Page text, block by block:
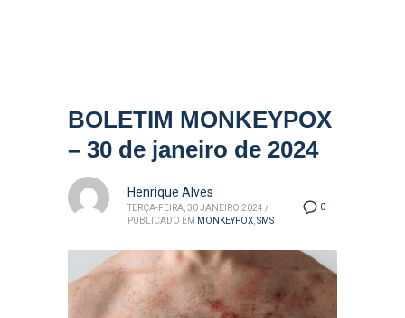
BOLETIM MONKEYPOX
– 30 de janeiro de 2024
0
Henrique Alves
TERÇA-FEIRA, 30 JANEIRO 2024 /
PUBLICADO EM MONKEYPOX,SMS